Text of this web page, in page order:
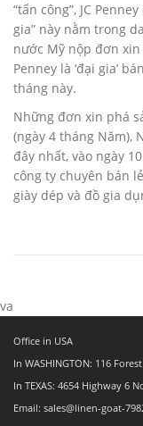
“tấn công”, JC
gia” này nằm trong
nước Mỹ nộp đơn
Penney là ‘đại gia’
tháng này.
Những đơn xin phá
(ngày 4 tháng Năm),
đây nhất, vào ngày
công ty chuyên bán
giày dép và đồ gia
va
Office in USA
In WASHINGTON: 116
In TEXAS: 4654 Highway 6
Email: sales@linen-goat-